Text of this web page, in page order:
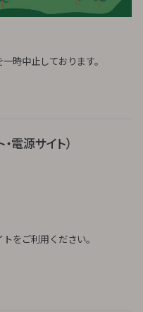
時中止しております。
電源サイト）
をご利用ください。